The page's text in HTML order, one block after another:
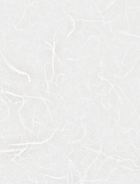
更新 08/07
シティインデックス神田
3
間取り：1LDK
賃料：15.5
賃料：
〜